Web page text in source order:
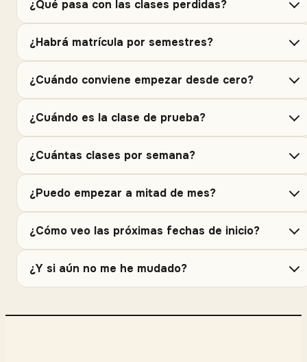
¿Qué pasa con las clases perdidas?
¿Habrá matrícula por semestres?
¿Cuándo conviene empezar desde cero?
¿Cuándo es la clase de prueba?
¿Cuántas clases por semana?
¿Puedo empezar a mitad de mes?
¿Cómo veo las próximas fechas de inicio?
¿Y si aún no me he mudado?